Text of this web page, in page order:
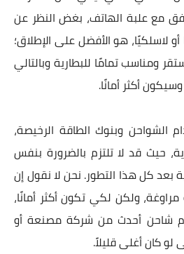
مع علبة الهاتف، بغض النظر عن
لاسلكيًا، هو الأفضل على الإطلاق؛
ومناسب تمامًا للبطارية وبالتالي
أكثر أمانًا.
الشواحن وبنوك الطاقة الرخيصة،
حيث قد لا تلتزم بالضرورة بنفس
بعد كل هذا التطور. نحن لا نقول إن
ولكن لكي تكون أكثر أمانًا،
شاحن أحدث من شركة مصنعة أو
كان أغلى قليلاً.